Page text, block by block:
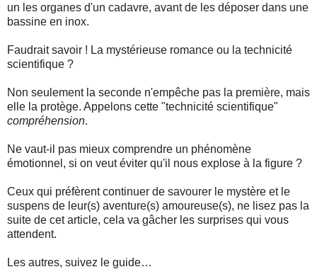
un les organes d'un cadavre, avant de les déposer dans une
bassine en inox.
Faudrait savoir ! La mystérieuse romance ou la technicité
scientifique ?
Non seulement la seconde n'empêche pas la première, mais
elle la protège. Appelons cette "technicité scientifique"
compréhension.
Ne vaut-il pas mieux comprendre un phénomène
émotionnel, si on veut éviter qu'il nous explose à la figure ?
Ceux qui préfèrent continuer de savourer le mystère et le
suspens de leur(s) aventure(s) amoureuse(s), ne lisez pas la
suite de cet article, cela va gâcher les surprises qui vous
attendent.
Les autres, suivez le guide…